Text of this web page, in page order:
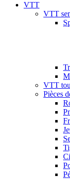
VTT
VTT
VTT
Pièces